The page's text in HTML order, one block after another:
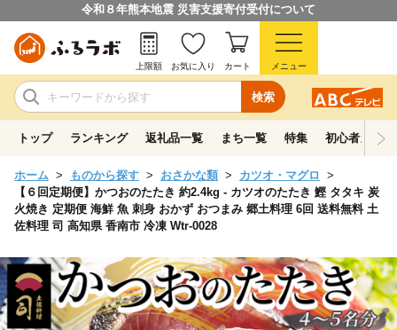
令和８年熊本地震 災害支援寄付受付について
検索
上限額 お気に入り カート メニュー
トップ ランキング 返礼品一覧 まち一覧 特集 初心者ガイド
ホーム ものから探す おさかな類
カツオ・マグロ
【６回定期便】かつおのたたき 約2.4kg - カツオのたたき 鰹 タタキ 炭
火焼き 定期便 海鮮 魚 刺身 おかず おつまみ 郷土料理 6回 送料無料 土
佐料理 司 高知県 香南市 冷凍 Wtr-0028